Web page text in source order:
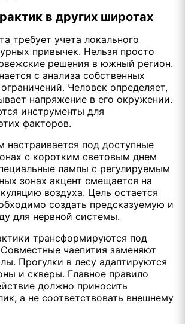
в других широтах
требует учета локального
привычек. Нельзя просто
решения в южный регион.
с анализа собственных
Человек определяет,
напряжение в его окружении.
инструменты для
факторов.
настраивается под доступные
с коротким световым днем
лампы с регулируемым
зонах акцент смещается на
воздуха. Цель остается
создать предсказуемую и
для нервной системы.
трансформируются под
чаепития заменяют
Прогулки в лесу адаптируются
и скверы. Главное правило
должно приносить
а не соответствовать внешнему